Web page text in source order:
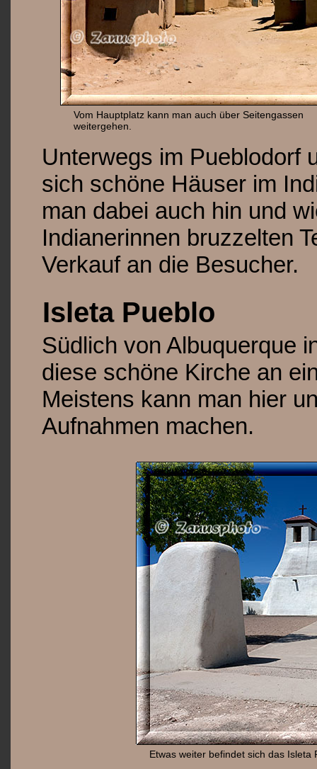
Vom Hauptplatz kann man auch über Seitengassen
weitergehen.
Unterwegs im Pueblodorf
sich schöne Häuser im
man dabei auch hin und
Indianerinnen bruzzelten
Verkauf an die Besucher.
Isleta Pueblo
Südlich von Albuquerque
diese schöne Kirche an
Meistens kann man hier
Aufnahmen machen.
Etwas weiter befindet sich das